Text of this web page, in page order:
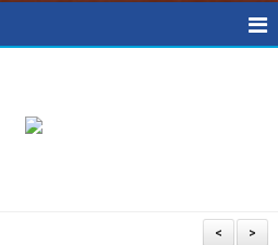
>
<